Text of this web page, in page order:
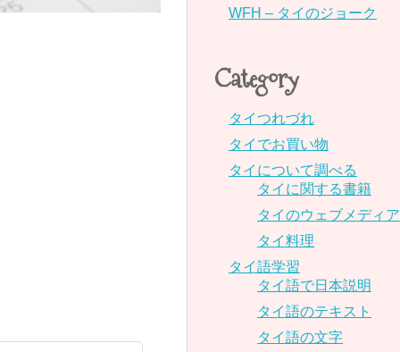
WFH – タイのジョーク
Category
タイつれづれ
タイでお買い物
タイについて調べる
タイに関する書籍
タイのウェブメディア
タイ料理
タイ語学習
タイ語で日本説明
タイ語のテキスト
タイ語の文字